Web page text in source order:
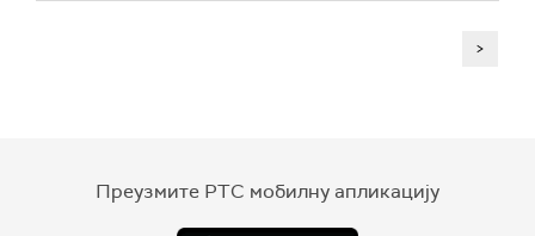
>
Преузмите РТС мобилну апликацију